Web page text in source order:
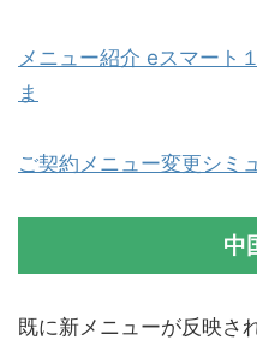
メニュー紹介 eスマート
ま
ご契約メニュー変更シミ
中
既に新メニューが反映さ